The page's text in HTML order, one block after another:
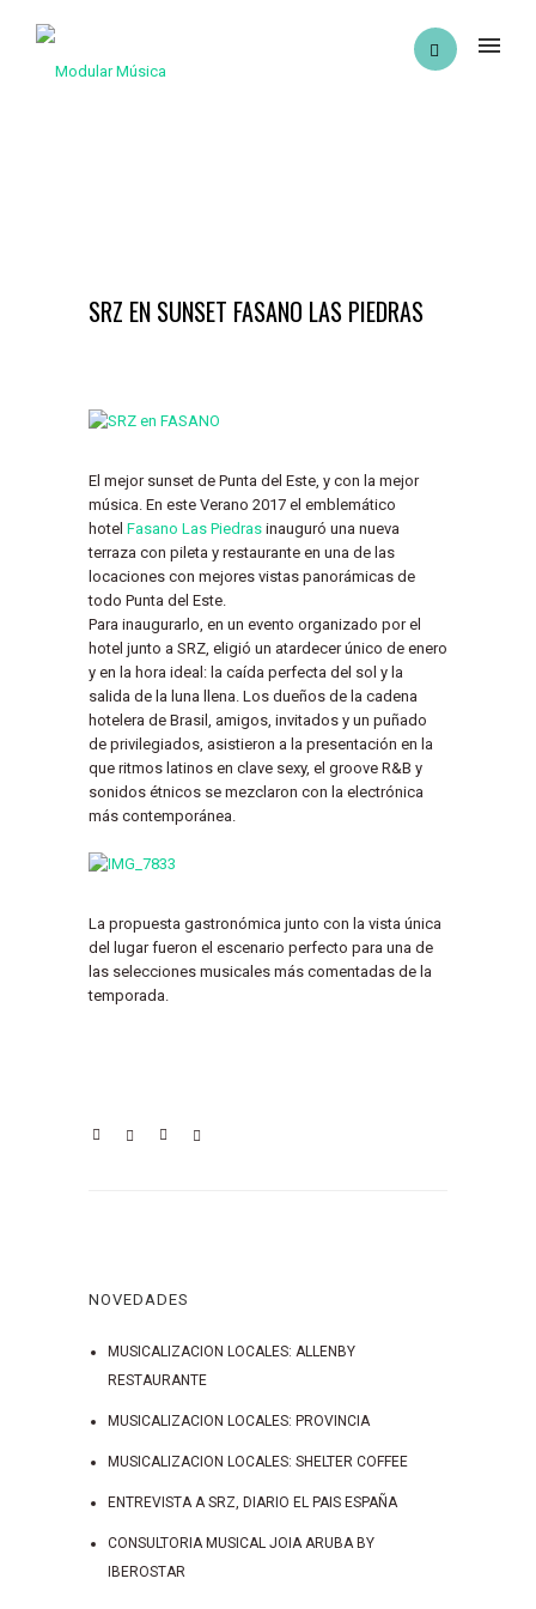
SRZ EN SUNSET FASANO LAS PIEDRAS
El mejor sunset de Punta del Este, y con la mejor
música. En este Verano 2017 el emblemático
hotel Fasano Las Piedras inauguró una nueva
terraza con pileta y restaurante en una de las
locaciones con mejores vistas panorámicas de
todo Punta del Este.
Para inaugurarlo, en un evento organizado por el
hotel junto a SRZ, eligió un atardecer único de enero
y en la hora ideal: la caída perfecta del sol y la
salida de la luna llena. Los dueños de la cadena
hotelera de Brasil, amigos, invitados y un puñado
de privilegiados, asistieron a la presentación en la
que ritmos latinos en clave sexy, el groove R&B y
sonidos étnicos se mezclaron con la electrónica
más contemporánea.
La propuesta gastronómica junto con la vista única
del lugar fueron el escenario perfecto para una de
las selecciones musicales más comentadas de la
temporada.
NOVEDADES
MUSICALIZACION LOCALES: ALLENBY
RESTAURANTE
MUSICALIZACION LOCALES: PROVINCIA
MUSICALIZACION LOCALES: SHELTER COFFEE
ENTREVISTA A SRZ, DIARIO EL PAIS ESPAÑA
CONSULTORIA MUSICAL JOIA ARUBA BY
IBEROSTAR